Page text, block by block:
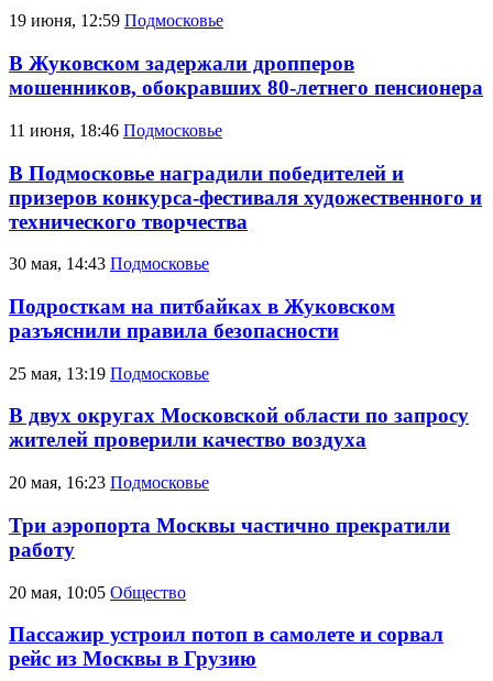
19 июня, 12:59 Подмосковье
В Жуковском задержали дропперов
мошенников, обокравших 80-летнего пенсионера
11 июня, 18:46 Подмосковье
В Подмосковье наградили победителей и
призеров конкурса-фестиваля художественного и
технического творчества
30 мая, 14:43 Подмосковье
Подросткам на питбайках в Жуковском
разъяснили правила безопасности
25 мая, 13:19 Подмосковье
В двух округах Московской области по запросу
жителей проверили качество воздуха
20 мая, 16:23 Подмосковье
Три аэропорта Москвы частично прекратили
работу
20 мая, 10:05 Общество
Пассажир устроил потоп в самолете и сорвал
рейс из Москвы в Грузию